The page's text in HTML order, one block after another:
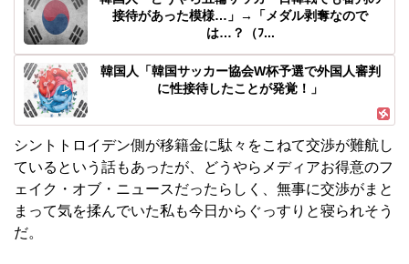
接待があった模様…」→「メダル剥奪なので
は…？（ﾌ...
韓国人「韓国サッカー協会W杯予選で外国人審判
に性接待したことが発覚！」
シントトロイデン側が移籍金に駄々をこねて交渉が難航し
ているという話もあったが、どうやらメディアお得意のフ
ェイク・オブ・ニュースだったらしく、無事に交渉がまと
まって気を揉んでいた私も今日からぐっすりと寝られそう
だ。